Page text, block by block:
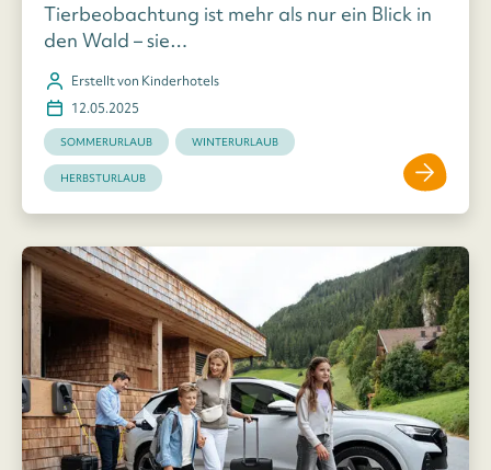
Tierbeobachtung ist mehr als nur ein Blick in
den Wald – sie…
Erstellt von Kinderhotels
12.05.2025
SOMMERURLAUB WINTERURLAUB
HERBSTURLAUB